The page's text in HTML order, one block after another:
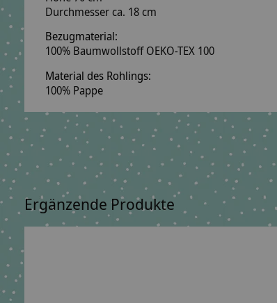
Durchmesser ca. 18 cm
Bezugmaterial:
100% Baumwollstoff OEKO-TEX 100
Material des Rohlings:
100% Pappe
Ergänzende Produkte